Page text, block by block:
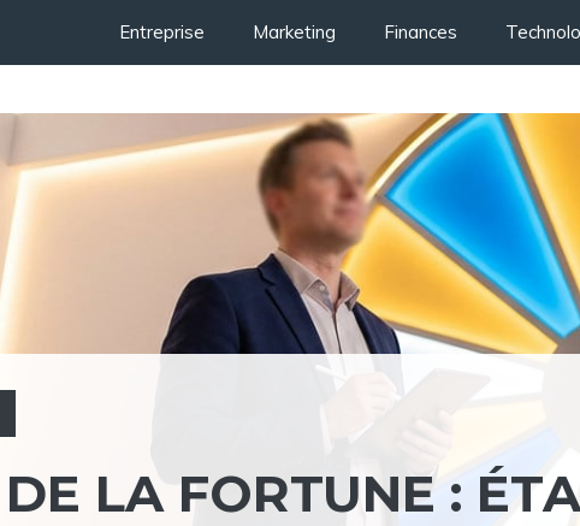
Entreprise Marketing Finances
LA FORTUNE :